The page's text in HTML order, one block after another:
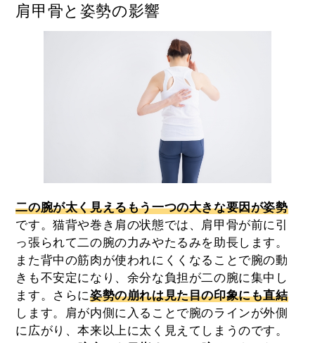
肩甲骨と姿勢の影響
二の腕が太く見えるもう一つの大きな要因が姿勢
です。猫背や巻き肩の状態では、肩甲骨が前に引
っ張られて二の腕の力みやたるみを助長します。
また背中の筋肉が使われにくくなることで腕の動
きも不安定になり、余分な負担が二の腕に集中し
ます。さらに姿勢の崩れは見た目の印象にも直結
します。肩が内側に入ることで腕のラインが外側
に広がり、本来以上に太く見えてしまうのです。